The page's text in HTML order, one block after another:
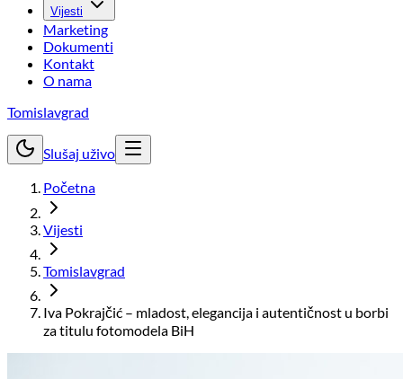
Vijesti
Marketing
Dokumenti
Kontakt
O nama
Tomislavgrad
Slušaj uživo
Početna
Vijesti
Tomislavgrad
Iva Pokrajčić – mladost, elegancija i autentičnost u borbi
za titulu fotomodela BiH